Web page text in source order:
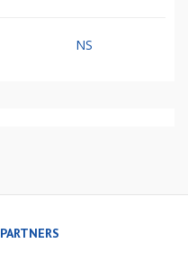
NS
PARTNERS